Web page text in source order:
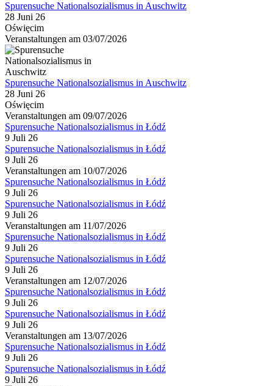
Spurensuche Nationalsozialismus in Auschwitz
28 Juni 26
Oświęcim
Veranstaltungen am 03/07/2026
Spurensuche Nationalsozialismus in Auschwitz
28 Juni 26
Oświęcim
Veranstaltungen am 09/07/2026
Spurensuche Nationalsozialismus in Łódź
9 Juli 26
Spurensuche Nationalsozialismus in Łódź
9 Juli 26
Veranstaltungen am 10/07/2026
Spurensuche Nationalsozialismus in Łódź
9 Juli 26
Spurensuche Nationalsozialismus in Łódź
9 Juli 26
Veranstaltungen am 11/07/2026
Spurensuche Nationalsozialismus in Łódź
9 Juli 26
Spurensuche Nationalsozialismus in Łódź
9 Juli 26
Veranstaltungen am 12/07/2026
Spurensuche Nationalsozialismus in Łódź
9 Juli 26
Spurensuche Nationalsozialismus in Łódź
9 Juli 26
Veranstaltungen am 13/07/2026
Spurensuche Nationalsozialismus in Łódź
9 Juli 26
Spurensuche Nationalsozialismus in Łódź
9 Juli 26